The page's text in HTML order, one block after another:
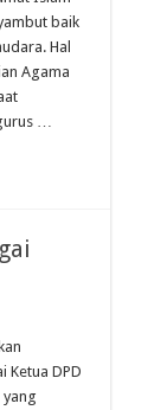
baik
Hal
Agama
…
Ketua DPD